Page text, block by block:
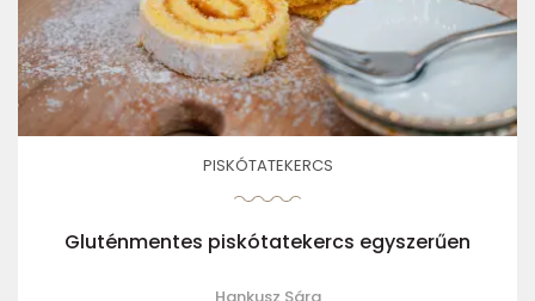
PISKÓTATEKERCS
Gluténmentes piskótatekercs egyszerűen